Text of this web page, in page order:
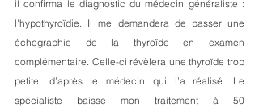
il confirma le diagnostic du médecin généraliste :
l'hypothyroïdie. Il me demandera de passer une
échographie de la thyroïde en examen
complémentaire. Celle-ci révèlera une thyroïde trop
petite, d’après le médecin qui l’a réalisé. Le
spécialiste baisse mon traitement à 50